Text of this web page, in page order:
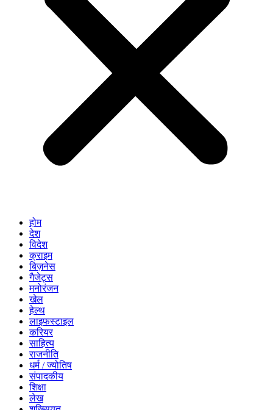
होम
देश
विदेश
क्राइम
बिज़नेस
गैजेट्स
मनोरंजन
खेल
हेल्थ
लाइफस्टाइल
करियर
साहित्य
राजनीति
धर्म / ज्योतिष
संपादकीय
शिक्षा
लेख